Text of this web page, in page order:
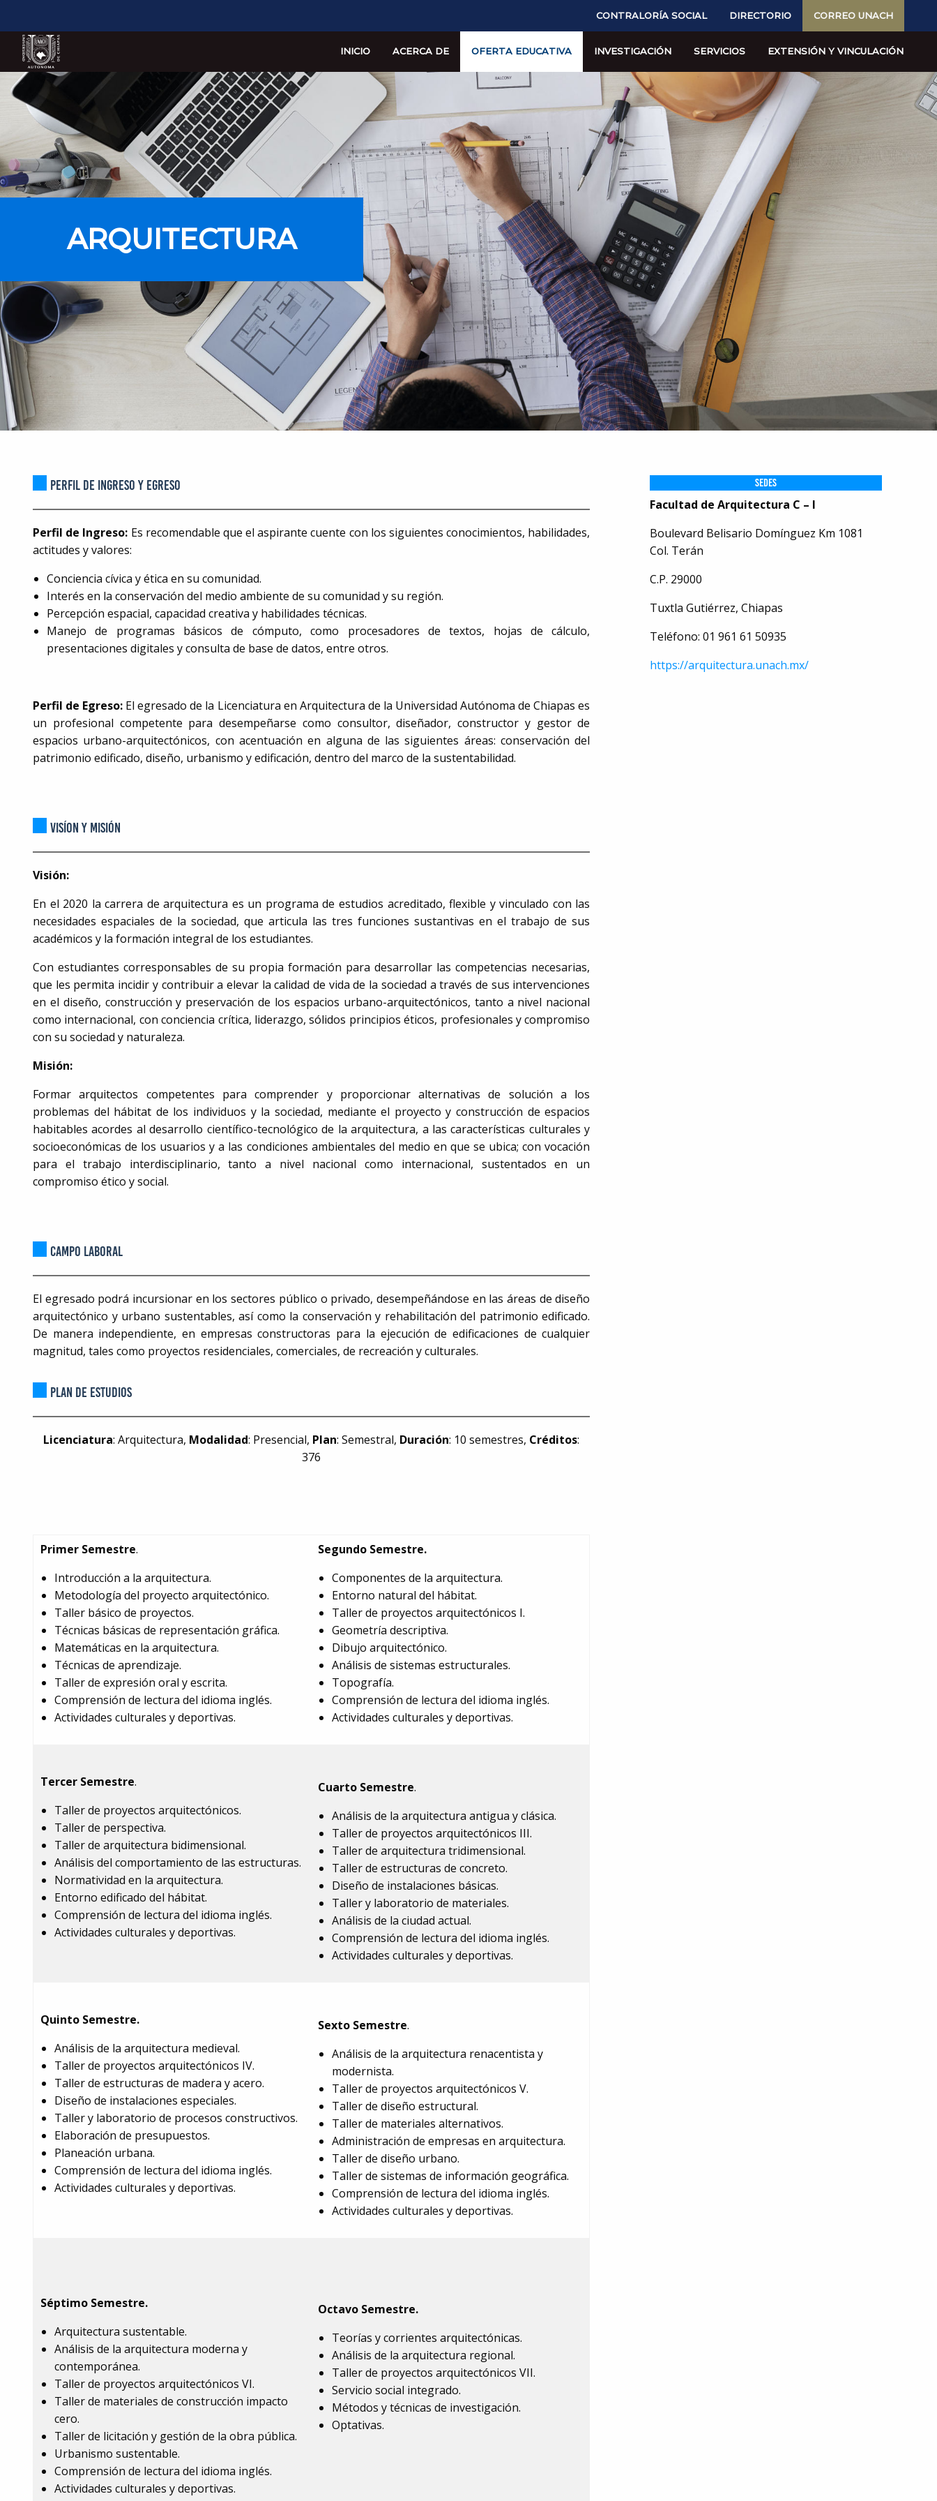
CONTRALORÍA SOCIAL DIRECTORIO CORREO UNACH
INICIO ACERCA DE OFERTA EDUCATIVA INVESTIGACIÓN SERVICIOS EXTENSIÓN Y VINCULACIÓN
ARQUITECTURA
PERFIL DE INGRESO Y EGRESO
Perfil de Ingreso: Es recomendable que el aspirante cuente con los siguientes conocimientos, habilidades,
actitudes y valores:
Conciencia cívica y ética en su comunidad.
Interés en la conservación del medio ambiente de su comunidad y su región.
Percepción espacial, capacidad creativa y habilidades técnicas.
Manejo de programas básicos de cómputo, como procesadores de textos, hojas de cálculo,
presentaciones digitales y consulta de base de datos, entre otros.
Perfil de Egreso: El egresado de la Licenciatura en Arquitectura de la Universidad Autónoma de Chiapas es
un profesional competente para desempeñarse como consultor, diseñador, constructor y gestor de
espacios urbano-arquitectónicos, con acentuación en alguna de las siguientes áreas: conservación del
patrimonio edificado, diseño, urbanismo y edificación, dentro del marco de la sustentabilidad.
VISÍON Y MISIÓN
Visión:
En el 2020 la carrera de arquitectura es un programa de estudios acreditado, flexible y vinculado con las
necesidades espaciales de la sociedad, que articula las tres funciones sustantivas en el trabajo de sus
académicos y la formación integral de los estudiantes.
Con estudiantes corresponsables de su propia formación para desarrollar las competencias necesarias,
que les permita incidir y contribuir a elevar la calidad de vida de la sociedad a través de sus intervenciones
en el diseño, construcción y preservación de los espacios urbano-arquitectónicos, tanto a nivel nacional
como internacional, con conciencia crítica, liderazgo, sólidos principios éticos, profesionales y compromiso
con su sociedad y naturaleza.
Misión:
Formar arquitectos competentes para comprender y proporcionar alternativas de solución a los
problemas del hábitat de los individuos y la sociedad, mediante el proyecto y construcción de espacios
habitables acordes al desarrollo científico-tecnológico de la arquitectura, a las características culturales y
socioeconómicas de los usuarios y a las condiciones ambientales del medio en que se ubica; con vocación
para el trabajo interdisciplinario, tanto a nivel nacional como internacional, sustentados en un
compromiso ético y social.
CAMPO LABORAL
El egresado podrá incursionar en los sectores público o privado, desempeñándose en las áreas de diseño
arquitectónico y urbano sustentables, así como la conservación y rehabilitación del patrimonio edificado.
De manera independiente, en empresas constructoras para la ejecución de edificaciones de cualquier
magnitud, tales como proyectos residenciales, comerciales, de recreación y culturales.
PLAN DE ESTUDIOS
Licenciatura: Arquitectura, Modalidad: Presencial, Plan: Semestral, Duración: 10 semestres, Créditos:
376
Primer Semestre.
Introducción a la arquitectura.
Metodología del proyecto arquitectónico.
Taller básico de proyectos.
Técnicas básicas de representación gráfica.
Matemáticas en la arquitectura.
Técnicas de aprendizaje.
Taller de expresión oral y escrita.
Comprensión de lectura del idioma inglés.
Actividades culturales y deportivas.
Segundo Semestre.
Componentes de la arquitectura.
Entorno natural del hábitat.
Taller de proyectos arquitectónicos I.
Geometría descriptiva.
Dibujo arquitectónico.
Análisis de sistemas estructurales.
Topografía.
Comprensión de lectura del idioma inglés.
Actividades culturales y deportivas.
Tercer Semestre.
Taller de proyectos arquitectónicos.
Taller de perspectiva.
Taller de arquitectura bidimensional.
Análisis del comportamiento de las estructuras.
Normatividad en la arquitectura.
Entorno edificado del hábitat.
Comprensión de lectura del idioma inglés.
Actividades culturales y deportivas.
Cuarto Semestre.
Análisis de la arquitectura antigua y clásica.
Taller de proyectos arquitectónicos III.
Taller de arquitectura tridimensional.
Taller de estructuras de concreto.
Diseño de instalaciones básicas.
Taller y laboratorio de materiales.
Análisis de la ciudad actual.
Comprensión de lectura del idioma inglés.
Actividades culturales y deportivas.
Quinto Semestre.
Análisis de la arquitectura medieval.
Taller de proyectos arquitectónicos IV.
Taller de estructuras de madera y acero.
Diseño de instalaciones especiales.
Taller y laboratorio de procesos constructivos.
Elaboración de presupuestos.
Planeación urbana.
Comprensión de lectura del idioma inglés.
Actividades culturales y deportivas.
Sexto Semestre.
Análisis de la arquitectura renacentista y
modernista.
Taller de proyectos arquitectónicos V.
Taller de diseño estructural.
Taller de materiales alternativos.
Administración de empresas en arquitectura.
Taller de diseño urbano.
Taller de sistemas de información geográfica.
Comprensión de lectura del idioma inglés.
Actividades culturales y deportivas.
Séptimo Semestre.
Arquitectura sustentable.
Análisis de la arquitectura moderna y
contemporánea.
Taller de proyectos arquitectónicos VI.
Taller de materiales de construcción impacto
cero.
Taller de licitación y gestión de la obra pública.
Urbanismo sustentable.
Comprensión de lectura del idioma inglés.
Actividades culturales y deportivas.
Octavo Semestre.
Teorías y corrientes arquitectónicas.
Análisis de la arquitectura regional.
Taller de proyectos arquitectónicos VII.
Servicio social integrado.
Métodos y técnicas de investigación.
Optativas.
SEDES
Facultad de Arquitectura C – I
Boulevard Belisario Domínguez Km 1081
Col. Terán
C.P. 29000
Tuxtla Gutiérrez, Chiapas
Teléfono: 01 961 61 50935
https://arquitectura.unach.mx/